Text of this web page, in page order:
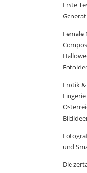
Erste
Female
Erotik
und
Die